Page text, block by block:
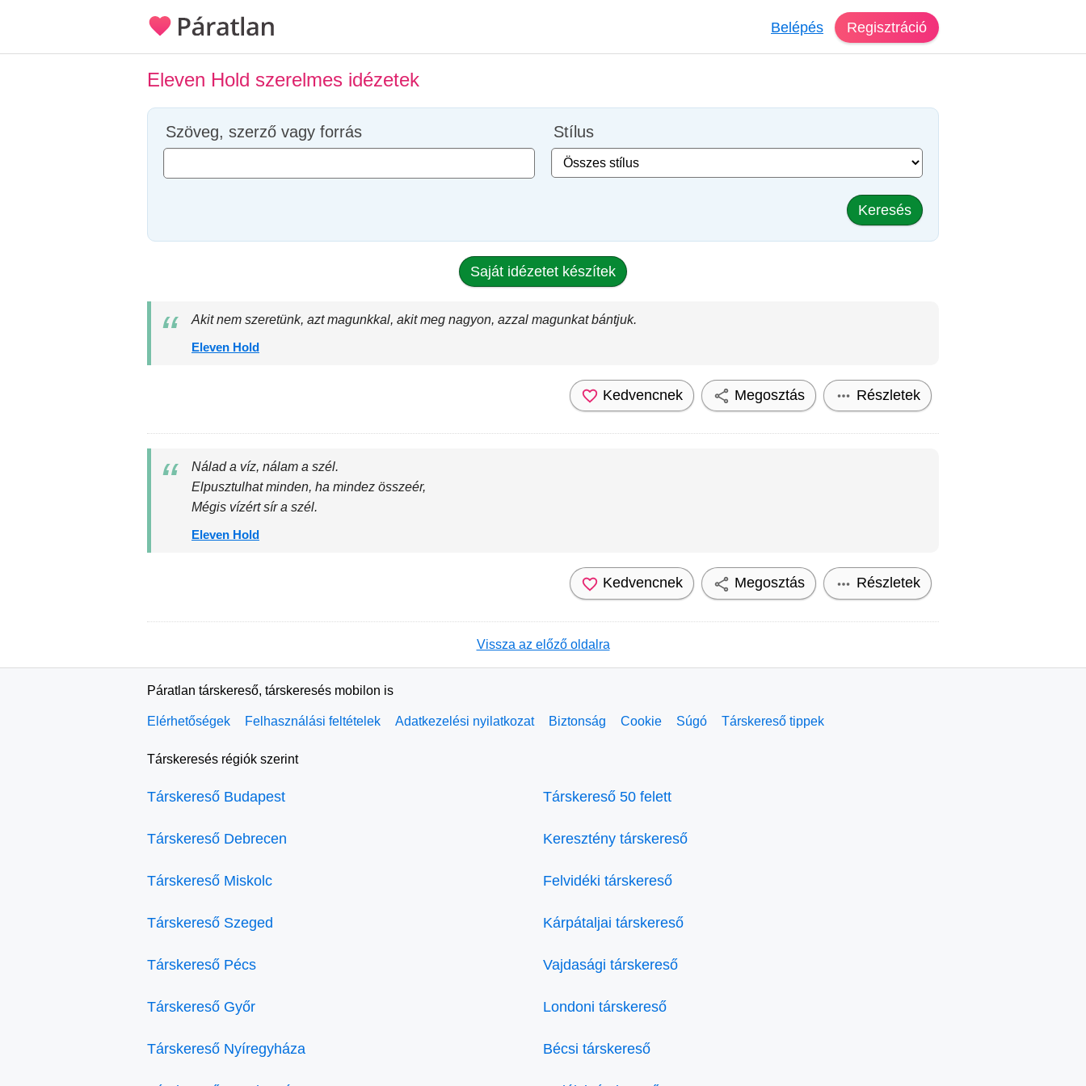
Belépés Regisztráció
Eleven Hold szerelmes idézetek
Szöveg, szerző vagy forrás Stílus
Keresés
Saját idézetet készítek
Akit nem szeretünk, azt magunkkal, akit meg nagyon, azzal magunkat bántjuk.
Eleven Hold
Kedvencnek Megosztás Részletek
Nálad a víz, nálam a szél.
Elpusztulhat minden, ha mindez összeér,
Mégis vízért sír a szél.
Eleven Hold
Kedvencnek Megosztás Részletek
Vissza az előző oldalra
Páratlan társkereső, társkeresés mobilon is
Elérhetőségek Felhasználási feltételek Adatkezelési nyilatkozat Biztonság Cookie Súgó Társkereső tippek
Társkeresés régiók szerint
Társkereső Budapest
Társkereső Debrecen
Társkereső Miskolc
Társkereső Szeged
Társkereső Pécs
Társkereső Győr
Társkereső Nyíregyháza
Társkereső 50 felett
Keresztény társkereső
Felvidéki társkereső
Kárpátaljai társkereső
Vajdasági társkereső
Londoni társkereső
Bécsi társkereső